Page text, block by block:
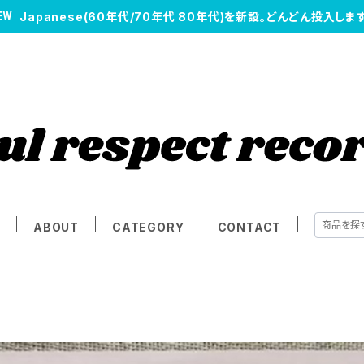
Japanese(60年代/70年代 80年代)を新設。どんどん投入します
ABOUT CATEGORY CONTACT